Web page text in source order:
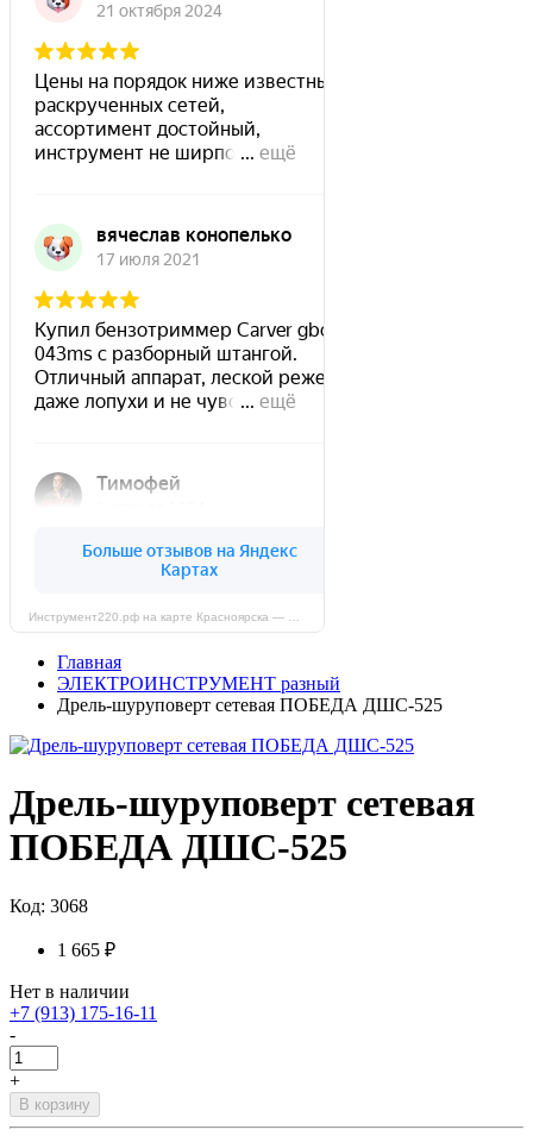
Главная
ЭЛЕКТРОИНСТРУМЕНТ разный
Дрель-шуруповерт сетевая ПОБЕДА ДШС-525
Дрель-шуруповерт сетевая
ПОБЕДА ДШС-525
Код: 3068
1 665 ₽
Нет в наличии
+7 (913) 175-16-11
-
+
В корзину